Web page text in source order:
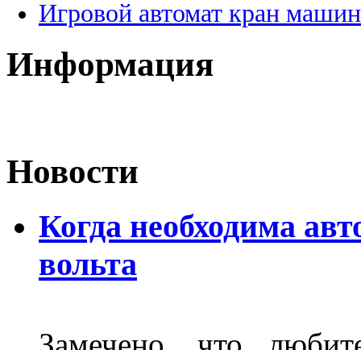
Игровой автомат кран
Информация
Новости
Когда необходима
вольта